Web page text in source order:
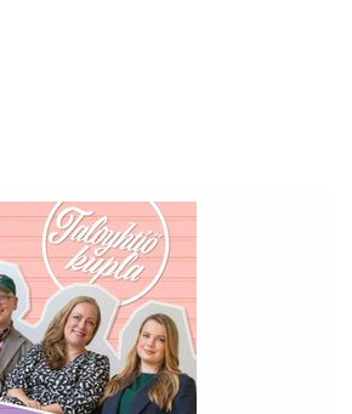
@taloyhtiokupla_podcast
taloyhtiokupla_podcast